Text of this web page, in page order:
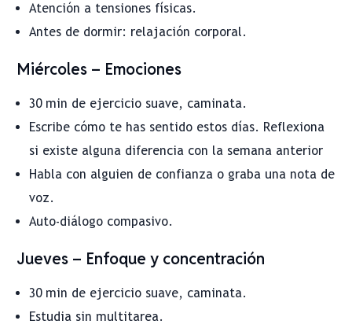
Atención a tensiones físicas.
Antes de dormir: relajación corporal.
Miércoles – Emociones
30 min de ejercicio suave, caminata.
Escribe cómo te has sentido estos días. Reflexiona
si existe alguna diferencia con la semana anterior
Habla con alguien de confianza o graba una nota de
voz.
Auto-diálogo compasivo.
Jueves – Enfoque y concentración
30 min de ejercicio suave, caminata.
Estudia sin multitarea.